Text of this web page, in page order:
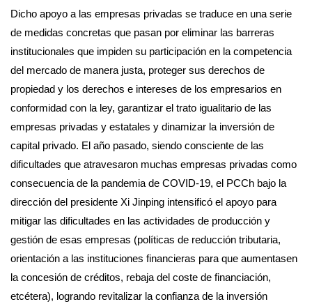
Dicho apoyo a las empresas privadas se traduce en una serie
de medidas concretas que pasan por eliminar las barreras
institucionales que impiden su participación en la competencia
del mercado de manera justa, proteger sus derechos de
propiedad y los derechos e intereses de los empresarios en
conformidad con la ley, garantizar el trato igualitario de las
empresas privadas y estatales y dinamizar la inversión de
capital privado. El año pasado, siendo consciente de las
dificultades que atravesaron muchas empresas privadas como
consecuencia de la pandemia de COVID-19, el PCCh bajo la
dirección del presidente Xi Jinping intensificó el apoyo para
mitigar las dificultades en las actividades de producción y
gestión de esas empresas (políticas de reducción tributaria,
orientación a las instituciones financieras para que aumentasen
la concesión de créditos, rebaja del coste de financiación,
etcétera), logrando revitalizar la confianza de la inversión